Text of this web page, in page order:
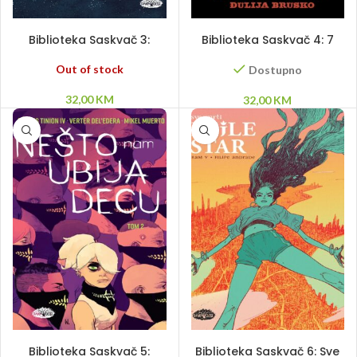
Biblioteka Saskvač 3:
Out of stock
32,00KM
Biblioteka Saskvač 4: 7
Dostupno
32,00KM
Biblioteka Saskvač 5:
Biblioteka Saskvač 6: Sve